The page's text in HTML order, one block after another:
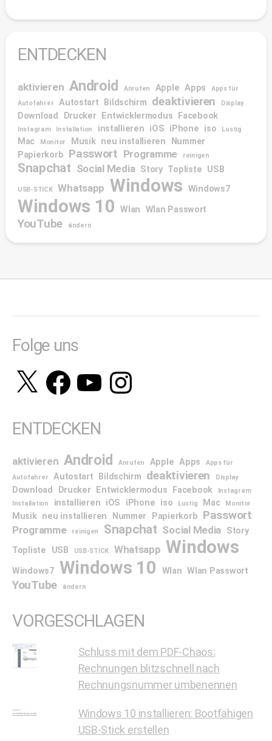
ENTDECKEN
aktivieren Android Anrufen Apple Apps
Apps für
Autofahrer
Autostart Bildschirm deaktivieren Display
Download Drucker Entwicklermodus Facebook
Instagram Installation installieren iOS iPhone iso Lustig
Mac Monitor Musik neu installieren
Nummer
Papierkorb Passwort Programme reinigen
Snapchat Social Media Story Topliste USB
USB-STICK Whatsapp Windows Windows7
Windows 10 Wlan Wlan Passwort
YouTube ändern
Folge uns
X FacebookYouTubeInstagram
ENTDECKEN
aktivieren Android Anrufen Apple Apps
Apps für
Autofahrer
Autostart Bildschirm deaktivieren Display
Download Drucker Entwicklermodus Facebook
Instagram
Installation
installieren iOS iPhone iso Lustig Mac Monitor
Musik neu installieren Nummer Papierkorb Passwort
Programme reinigen Snapchat Social Media Story
Topliste
USB USB-STICK Whatsapp Windows
Windows7 Windows 10 Wlan Wlan Passwort
YouTube ändern
VORGESCHLAGEN
Schluss mit dem PDF-Chaos:
Rechnungen blitzschnell nach
Rechnungsnummer umbenennen
Windows 10 installieren: Bootfähigen
USB-Stick erstellen